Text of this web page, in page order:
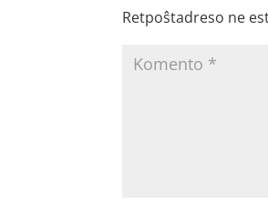
Retpoŝtadreso ne